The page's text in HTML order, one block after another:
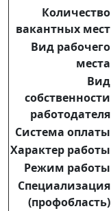
Количество
вакантных мест
Вид рабочего
места
Вид
собственности
работодателя
Система оплаты
Характер работы
Режим работы
Специализация
(профобласть)